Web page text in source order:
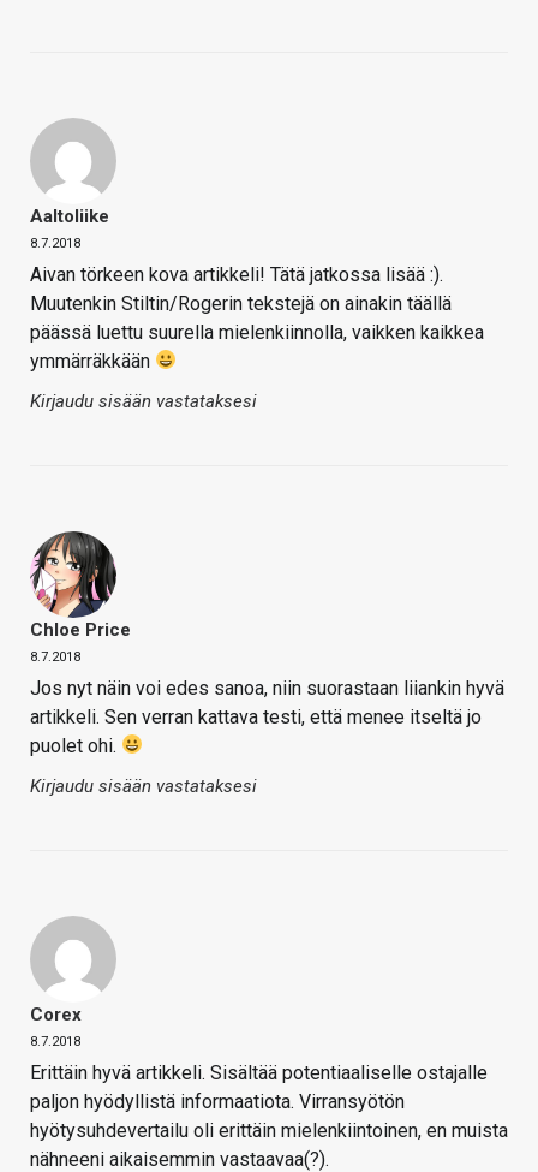
Aaltoliike
8.7.2018
Aivan törkeen kova artikkeli! Tätä jatkossa lisää :).
Muutenkin Stiltin/Rogerin tekstejä on ainakin täällä
päässä luettu suurella mielenkiinnolla, vaikken kaikkea
ymmärräkkään
Kirjaudu sisään vastataksesi
Chloe Price
8.7.2018
Jos nyt näin voi edes sanoa, niin suorastaan liiankin hyvä
artikkeli. Sen verran kattava testi, että menee itseltä jo
puolet ohi.
Kirjaudu sisään vastataksesi
Corex
8.7.2018
Erittäin hyvä artikkeli. Sisältää potentiaaliselle ostajalle
paljon hyödyllistä informaatiota. Virransyötön
hyötysuhdevertailu oli erittäin mielenkiintoinen, en muista
nähneeni aikaisemmin vastaavaa(?).